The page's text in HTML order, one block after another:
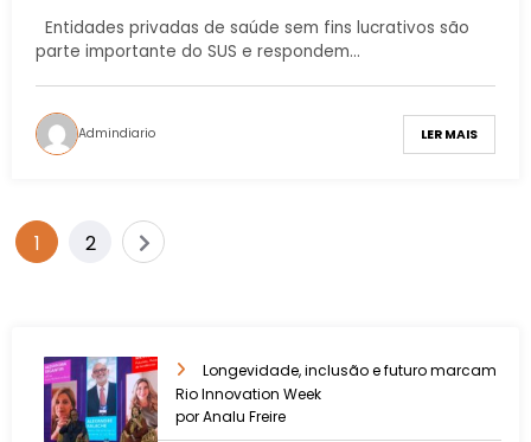
Entidades privadas de saúde sem fins lucrativos são
parte importante do SUS e respondem…
Admindiario LER MAIS
1 2
Longevidade, inclusão e futuro marcam
Rio Innovation Week
por Analu Freire